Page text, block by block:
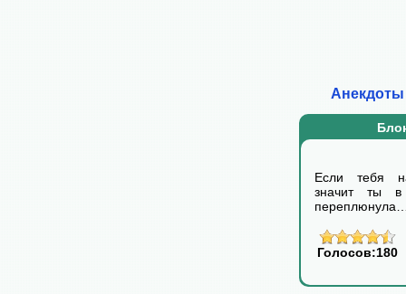
Анекдоты
Если тебя
значит ты в
Голосов:180